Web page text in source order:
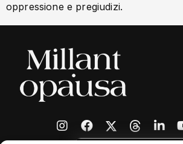
oppressione e pregiudizi.